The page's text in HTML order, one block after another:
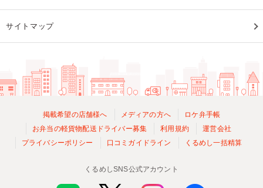
サイトマップ
掲載希望の店舗様へ メディアの方へ
ロケ弁手帳
お弁当の軽貨物配送ドライバー募集
利用規約
運営会社
プライバシーポリシー
口コミガイドライン くるめし一括精算
くるめしSNS公式アカウント